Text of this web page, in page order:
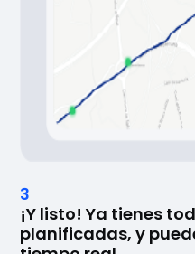
3
¡Y listo! Ya tienes
planificadas, y